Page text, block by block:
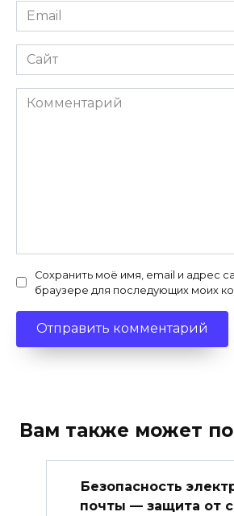
Email
*
Сайт
Комментарий
Сохранить моё имя, email и адрес
браузере для последующих моих
Вам также может
Безопасность
почты — защита от